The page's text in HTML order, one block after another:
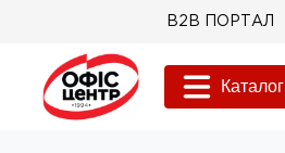
B2B ПОРТАЛ
Каталог